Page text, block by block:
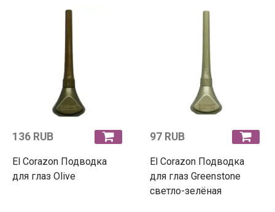
136 RUB
El Corazon Подводка
для глаз Olive
97 RUB
El Corazon Подводка
для глаз Greenstone
светло-зелёная